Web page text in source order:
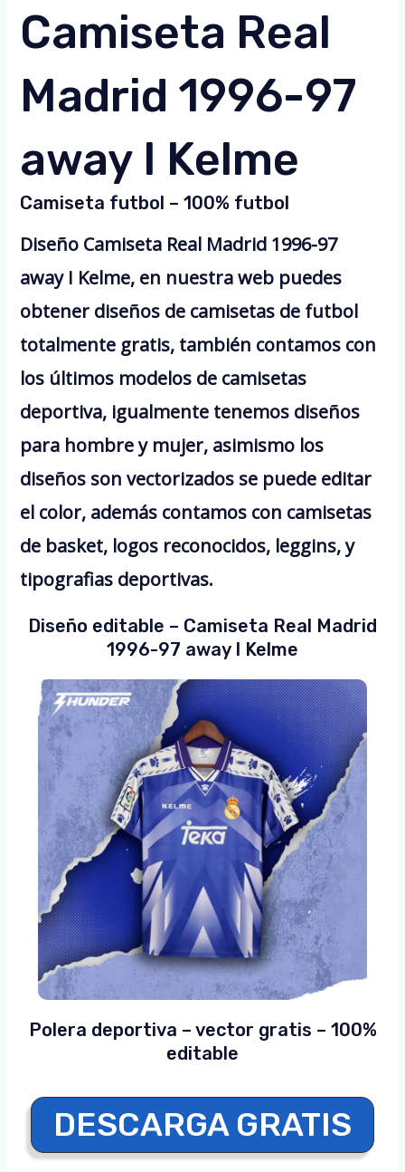
Camiseta Real
Madrid 1996-97
away I Kelme
Camiseta futbol – 100% futbol
Diseño Camiseta Real Madrid 1996-97
away I Kelme, en nuestra web puedes
obtener diseños de camisetas de futbol
totalmente gratis, también contamos con
los últimos modelos de camisetas
deportiva, igualmente tenemos diseños
para hombre y mujer, asimismo los
diseños son vectorizados se puede editar
el color, además contamos con camisetas
de basket, logos reconocidos, leggins, y
tipografias deportivas.
Diseño editable – Camiseta Real Madrid
1996-97 away I Kelme
Polera deportiva – vector gratis – 100%
editable
DESCARGA GRATIS